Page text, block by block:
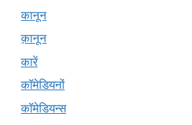
कानून
क़ानून
कारें
कॉमेडियनों
कॉमेडियन्स